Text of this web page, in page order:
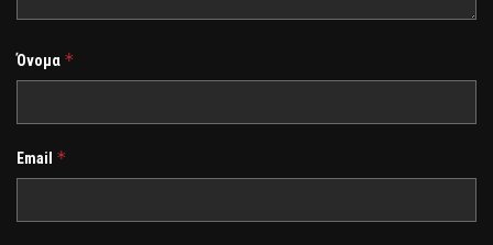
Όνομα *
Email *